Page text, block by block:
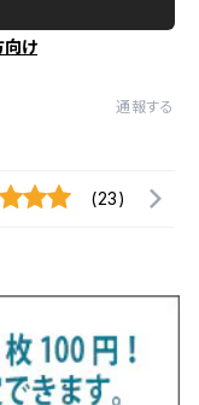
向け
通報する
(23)